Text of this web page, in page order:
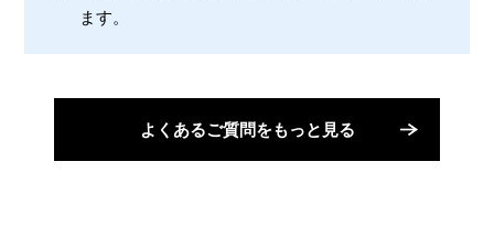
ます。
よくあるご質問をもっと見る